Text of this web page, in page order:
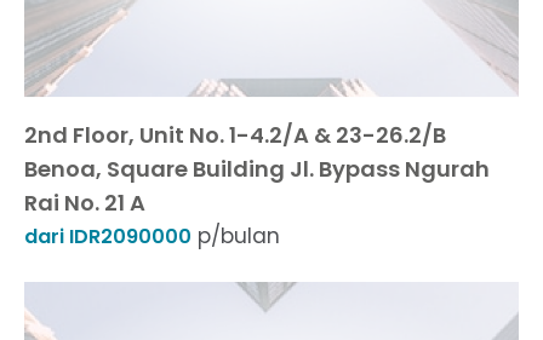
2nd Floor, Unit No. 1-4.2/A & 23-26.2/B
Benoa, Square Building Jl. Bypass Ngurah
Rai No. 21 A
dari IDR2090000 p/bulan